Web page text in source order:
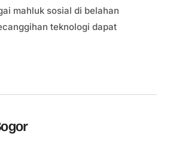
mahluk sosial di belahan
teknologi dapat